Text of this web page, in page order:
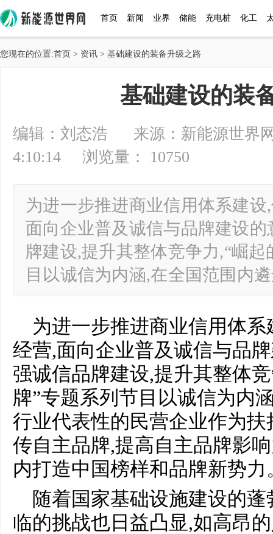
首页 新闻 业界 储能 充电桩 化工
您现在的位置:首页 > 资讯 > 基础建设的装备升级之路
基础建设的装
编辑：刘态浩 来源：新能源世界
4:10:14 浏览量： 10750
为进一步推进商业信用体系建
面向企业普及诚信与品牌建设
牌建设,提升其整体竞争力,“崛
目以诚信为内涵,在全国范围内
为进一步推进商业信用体
经营,面向企业普及诚信与品
强诚信品牌建设,提升其整体
牌”专题系列节目以诚信为内
行业代表性的民营企业作为
传自主品牌,提高自主品牌影
内打造中国榜样和品牌新势力
随着国家基础设施建设的
临的挑战也日益凸显,如高昂